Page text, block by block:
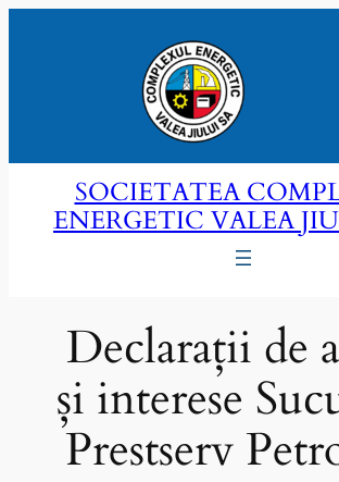
SOCIETATEA
ENERGETIC VALEA
Declarații de
și interese
Prestserv